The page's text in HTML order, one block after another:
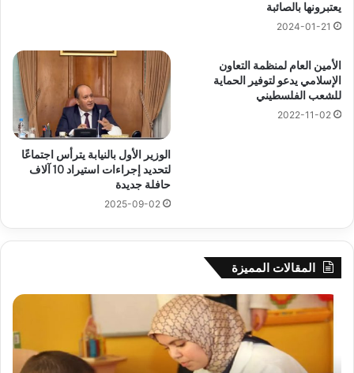
يعتبرونها بالصائبة
2024-01-21
الأمين العام لمنظمة التعاون
الإسلامي يدعو لتوفير الحماية
للشعب الفلسطيني
2022-11-02
الوزير الأول بالنيابة يترأس اجتماعًا
لتحديد إجراءات استيراد 10 آلاف
حافلة جديدة
2025-09-02
المقالات المميزة
رهان
على
للمتمدرسين